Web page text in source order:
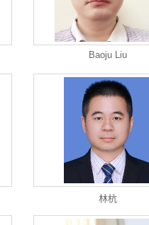
Baoju Liu
林杭